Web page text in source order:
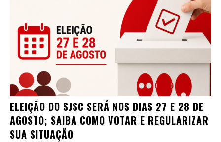
ELEIÇÃO DO SJSC SERÁ NOS DIAS 27 E 28 DE
AGOSTO; SAIBA COMO VOTAR E REGULARIZAR
SUA SITUAÇÃO